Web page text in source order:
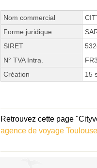
Nom commercial
Forme juridique
SIRET
N° TVA Intra.
Création
15
Retrouvez cette page
agence de voyage Toulouse